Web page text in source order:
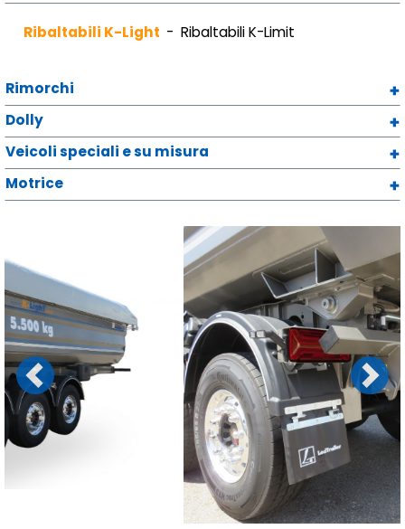
Ribaltabili K-Light Ribaltabili K-Limit
Rimorchi
Dolly
Veicoli speciali e su misura
Motrice
Previous Next